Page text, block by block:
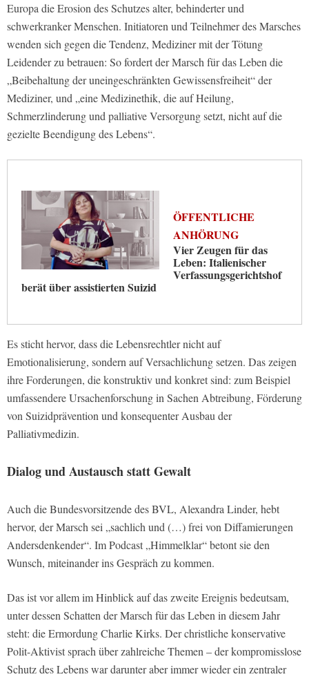
Europa die Erosion des Schutzes alter, behinderter und
schwerkranker Menschen. Initiatoren und Teilnehmer des Marsches
wenden sich gegen die Tendenz, Mediziner mit der Tötung
Leidender zu betrauen: So fordert der Marsch für das Leben die
„Beibehaltung der uneingeschränkten Gewissensfreiheit“ der
Mediziner, und „eine Medizinethik, die auf Heilung,
Schmerzlinderung und palliative Versorgung setzt, nicht auf die
gezielte Beendigung des Lebens“.
ÖFFENTLICHE
ANHÖRUNG
Vier Zeugen für das
Leben: Italienischer
Verfassungsgerichtshof
berät über assistierten Suizid
Es sticht hervor, dass die Lebensrechtler nicht auf
Emotionalisierung, sondern auf Versachlichung setzen. Das zeigen
ihre Forderungen, die konstruktiv und konkret sind: zum Beispiel
umfassendere Ursachenforschung in Sachen Abtreibung, Förderung
von Suizidprävention und konsequenter Ausbau der
Palliativmedizin.
Dialog und Austausch statt Gewalt
Auch die Bundesvorsitzende des BVL, Alexandra Linder, hebt
hervor, der Marsch sei „sachlich und (…) frei von Diffamierungen
Andersdenkender“. Im Podcast „Himmelklar“ betont sie den
Wunsch, miteinander ins Gespräch zu kommen.
Das ist vor allem im Hinblick auf das zweite Ereignis bedeutsam,
unter dessen Schatten der Marsch für das Leben in diesem Jahr
steht: die Ermordung Charlie Kirks. Der christliche konservative
Polit-Aktivist sprach über zahlreiche Themen – der kompromisslose
Schutz des Lebens war darunter aber immer wieder ein zentraler